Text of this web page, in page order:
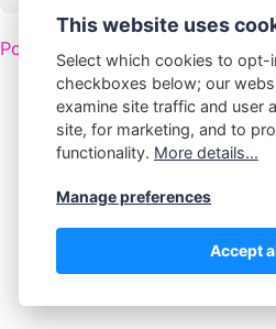
Política de Privacidade
This website uses
Select which cookies to opt-
checkboxes below; our
examine site traffic and user
site, for marketing, and to
functionality. More details...
Manage preferences
Accept